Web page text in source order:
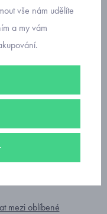
mezi oblíbené
vše nám udělíte
a my vám